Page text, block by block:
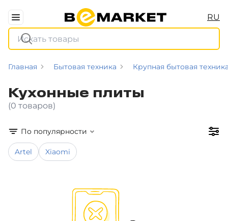
RU
Главная Бытовая техника Крупная бытовая
Кухонные плиты
(0 товаров)
По популярности
Artel Xiaomi